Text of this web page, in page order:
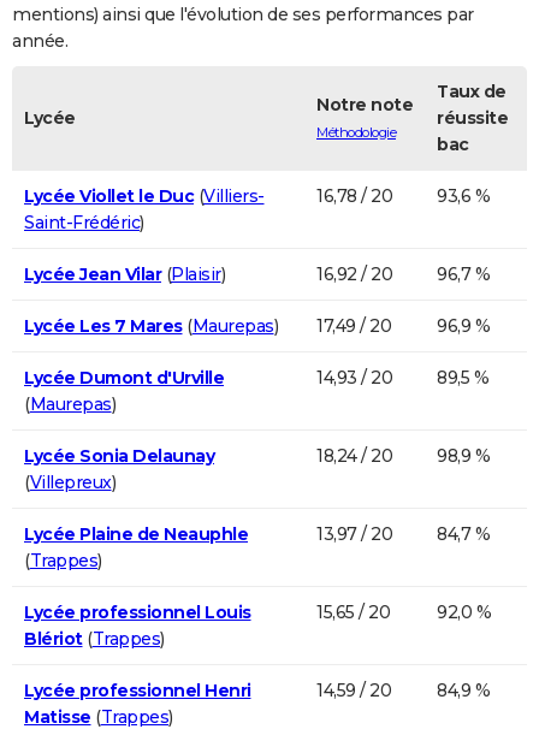
mentions) ainsi que l'évolution de ses performances par
année.
Lycée
Notre note
Méthodologie
Taux de
réussite
bac
Lycée Viollet le Duc(Villiers-
Saint-Frédéric)
16,78 / 20 93,6 %
Lycée Jean Vilar(Plaisir) 16,92 / 20 96,7 %
Lycée Les 7 Mares(Maurepas) 17,49 / 20 96,9 %
Lycée Dumont d'Urville
(Maurepas)
14,93 / 20 89,5 %
Lycée Sonia Delaunay
(Villepreux)
18,24 / 20 98,9 %
Lycée Plaine de Neauphle
(Trappes)
13,97 / 20 84,7 %
Lycée professionnel Louis
Blériot(Trappes)
15,65 / 20 92,0 %
Lycée professionnel Henri
Matisse (Trappes)
14,59 / 20 84,9 %